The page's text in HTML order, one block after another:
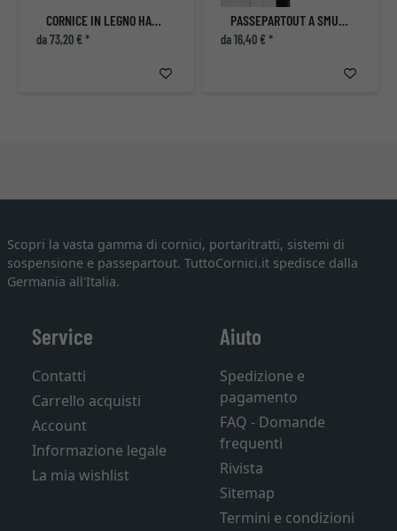
da 73,20 € * da 16,40 € *
Scopri la vasta gamma di cornici, portaritratti, sistemi di
sospensione e passepartout. TuttoCornici.it spedisce dalla
Germania all'Italia.
Service
Contatti
Carrello acquisti
Account
Informazione legale
La mia wishlist
Aiuto
Spedizione e
pagamento
FAQ - Domande
frequenti
Rivista
Sitemap
Termini e condizioni